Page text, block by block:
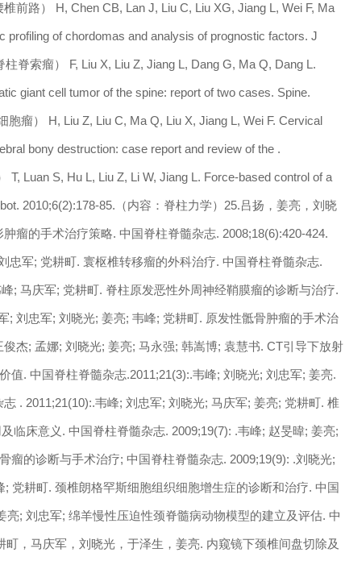
前路） H, Chen CB, Lan J, Liu C, Liu XG, Jiang L, Wei F, Ma
profiling of chordomas and analysis of prognostic factors. J
脊索瘤） F, Liu X, Liu Z, Jiang L, Dang G, Ma Q, Dang L.
giant cell tumor of the spine: report of two cases. Spine.
胞瘤） H, Liu Z, Liu C, Ma Q, Liu X, Jiang L, Wei F. Cervical
bony destruction: case report and review of the .
T, Luan S, Hu L, Liu Z, Li W, Jiang L. Force-based control of a
2010;6(2):178-85.（内容：脊柱力学）25.吕扬，姜亮，刘晓
瘤的手术治疗策略. 中国脊柱脊髓杂志. 2008;18(6):420-424.
忠军; 党耕町. 寰枢椎转移瘤的外科治疗. 中国脊柱脊髓杂志.
; 马庆军; 党耕町. 脊柱原发恶性外周神经鞘膜瘤的诊断与治疗.
; 刘忠军; 刘晓光; 姜亮; 韦峰; 党耕町. 原发性骶骨肿瘤的手术治
杰; 孟娜; 刘晓光; 姜亮; 马永强; 韩嵩博; 袁慧书. CT引导下放射
值. 中国脊柱脊髓杂志.2011;21(3):.韦峰; 刘晓光; 刘忠军; 姜亮.
. 2011;21(10):.韦峰; 刘忠军; 刘晓光; 马庆军; 姜亮; 党耕町. 椎
临床意义. 中国脊柱脊髓杂志. 2009;19(7): .韦峰; 赵旻暐; 姜亮;
瘤的诊断与手术治疗; 中国脊柱脊髓杂志. 2009;19(9): .刘晓光;
党耕町. 颈椎朗格罕斯细胞组织细胞增生症的诊断和治疗. 中国
亮; 刘忠军; 绵羊慢性压迫性颈脊髓病动物模型的建立及评估. 中
，马庆军，刘晓光，于泽生，姜亮. 内窥镜下颈椎间盘切除及